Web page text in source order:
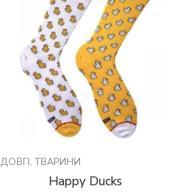
ДОВГІ, ТВАРИНИ
Happy Ducks